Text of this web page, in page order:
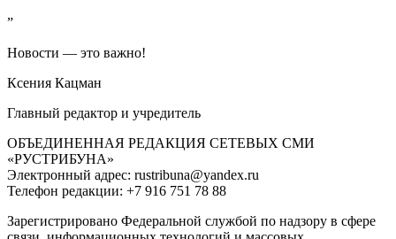
”
Новости — это важно!
Ксения Кацман
Главный редактор и учредитель
ОБЪЕДИНЕННАЯ РЕДАКЦИЯ СЕТЕВЫХ СМИ
«РУСТРИБУНА»
Электронный адрес: rustribuna@yandex.ru
Телефон редакции: +7 916 751 78 88
Зарегистрировано Федеральной службой по надзору в сфере